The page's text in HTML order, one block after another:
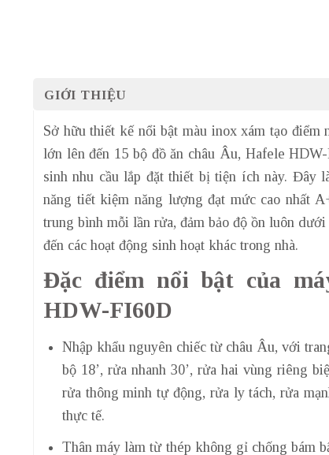
GIỚI THIỆU
Sở hữu thiết kế nổi bật màu inox xám tạo
lớn lên đến 15 bộ đồ ăn châu Âu, Hafele
sinh nhu cầu lắp đặt thiết bị tiện ích này. Đây
năng tiết kiệm năng lượng đạt mức cao nhất
trung bình mỗi lần rửa, đảm bảo độ ồn luôn
đến các hoạt động sinh hoạt khác trong nhà.
Đặc điểm nổi bật của
HDW-FI60D
Nhập khẩu nguyên chiếc từ châu Âu, với
bộ 18’, rửa nhanh 30’, rửa hai vùng riêng
rửa thông minh tự động, rửa ly tách, rửa
thực tế.
Thân máy làm từ thép không gỉ chống bám